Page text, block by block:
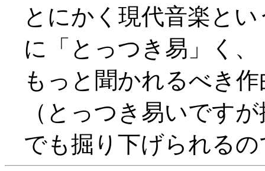
とにかく現代音楽と
に「とっつき易」く、
もっと聞かれるべき
（とっつき易いです
でも掘り下げられる